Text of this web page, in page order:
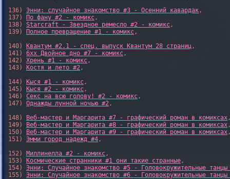
136) Энни: случайное знакомство #3 - Осенний кавардак,
137)
По фану #2 - комикс,
138) Starcraft - Звездное ремесло #2 - комикс,
139)
Полное превращение #1 - комикс,
140)
Квантум #2.1 - спец. выпуск Квантум 28 страниц,
141) 6xx Двойное дно #7 - комикс,
142) Хрень #1 - комикс,
143)
Костя и лето #2,
144)
Кыся #1 - комикс,
145)
Кыся #2 - комикс,
146) Секс на всю голову! #2 - комикс,
147) Однажды лунной ночью #2,
148)
Веб-мастер и Маргарита #7 - графический роман в комиксах
149)
Веб-мастер и Маргарита #8 - графический роман в комиксах
150)
Веб-мастер и Маргарита #9 - графический роман в комиксах
151) Эмми город надежд #4,
152) Миллинелла #2 - комикс,
153)
Космические странники #1 они такие странные,
154) Энни: Случайное знакомство #5 - Головокружительные
155) Энни: Случайное знакомство #6 - Головокружительные